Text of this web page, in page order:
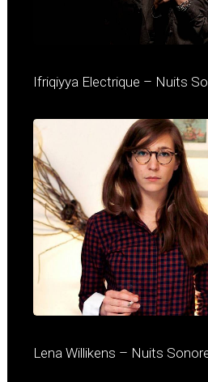
Ifriqiyya Electrique – Nuits
Lena Willikens – Nuits